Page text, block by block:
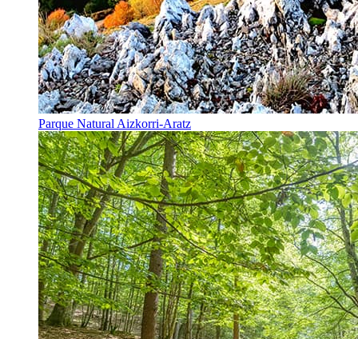
Parque Natural Aizkorri-Aratz